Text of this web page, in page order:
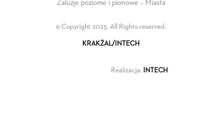
Żaluzje poziome i pionowe – Miasta
© Copyright 2025. All Rights reserved.
KRAKŻAL/INTECH
Realizacja: INTECH